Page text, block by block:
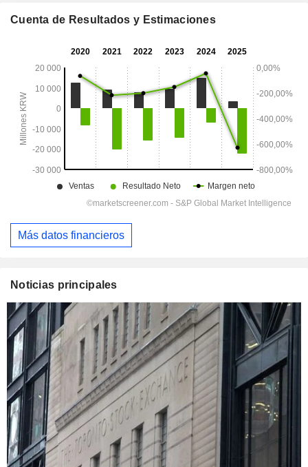
Cuenta de Resultados y Estimaciones
Más datos financieros
Noticias principales